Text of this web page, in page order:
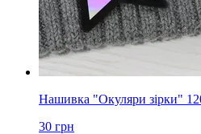
Нашивка "Окуляри зірки"
30 грн